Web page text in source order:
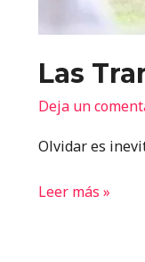
Las
Deja un
Olvidar es
Leer más »